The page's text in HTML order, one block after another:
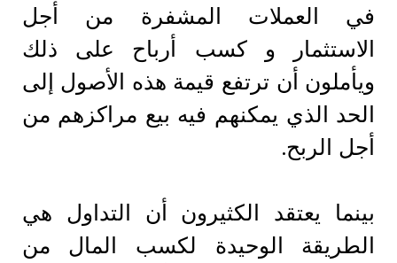
في العملات المشفرة من أجل
الاستثمار و كسب أرباح على ذلك
ويأملون أن ترتفع قيمة هذه الأصول إلى
الحد الذي يمكنهم فيه بيع مراكزهم من
أجل الربح.
بينما يعتقد الكثيرون أن التداول هي
الطريقة الوحيدة لكسب المال من